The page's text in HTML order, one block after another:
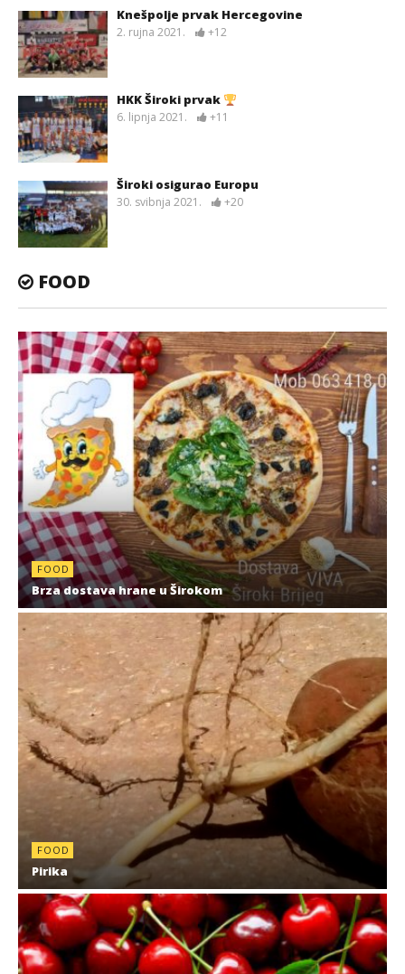
Knešpolje prvak Hercegovine
2. rujna 2021. +12
HKK Široki prvak
6. lipnja 2021. +11
Široki osigurao Europu
30. svibnja 2021. +20
FOOD
FOOD
Brza dostava hrane u Širokom
FOOD
Pirika